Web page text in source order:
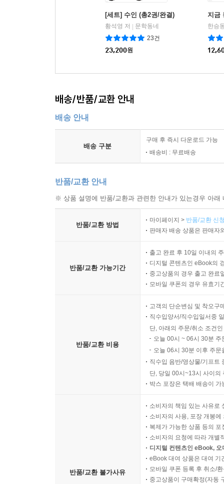
[세트] 수인 (총2권/완결)
황석영 저
문학동네
23건
23,200원
지금
한승
배송/반품/교환 안내
배송 안내
배송 구분
구매 후 즉시 다운로드 가능
배송비 : 무료배송
반품/교환 안내
※ 상품 설명에 반품/교환과 관련한 안내가 있는경우 아
반품/교환 방법
마이페이지 > 반품/교환 신
판매자 배송 상품은 판매자
반품/교환 가능기간
출고 완료 후 10일 이내의
디지털 콘텐츠인 eBook의
중고상품의 경우 출고 완료
모바일 쿠폰의 경우 유효기
반품/교환 비용
고객의 단순변심 및 착오구
직수입양서/직수입일서중
단, 아래의 주문/취소 조건
오늘 00시 ~ 06시 30분
오늘 06시 30분 이후 주
직수입 음반/영상물/기프트
단, 당일 00시~13시 사이의
박스 포장은 택배 배송이
반품/교환 불가사유
소비자의 책임 있는 사유로
소비자의 사용, 포장 개봉
복제가 가능한 상품 등의
소비자의 요청에 따라 개별
디지털 컨텐츠인 eBook,
eBook 대여 상품은 대여 기
모바일 쿠폰 등록 후 취소/
중고상품이 구매확정(자동